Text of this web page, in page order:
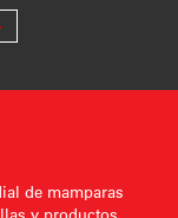
de mamparas
y productos